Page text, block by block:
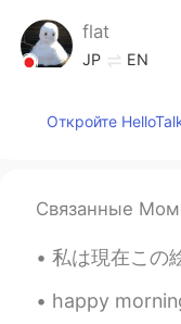
flat
JP EN
@Nnnnnn
Nnnnnn
JP EN
Откройте
Связанные
私は現在この絵に取り組んでいます。素晴ら
happy morning!☕️ sharing this